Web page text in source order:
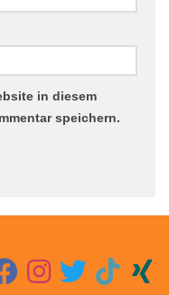
in diesem
speichern.